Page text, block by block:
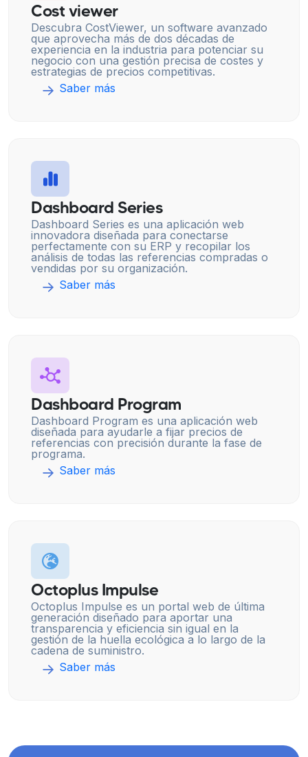
Cost viewer
Descubra CostViewer, un software avanzado
que aprovecha más de dos décadas de
experiencia en la industria para potenciar su
negocio con una gestión precisa de costes y
estrategias de precios competitivas.
Saber más
Dashboard Series
Dashboard Series es una aplicación web
innovadora diseñada para conectarse
perfectamente con su ERP y recopilar los
análisis de todas las referencias compradas o
vendidas por su organización.
Saber más
Dashboard Program
Dashboard Program es una aplicación web
diseñada para ayudarle a fijar precios de
referencias con precisión durante la fase de
programa.
Saber más
Octoplus Impulse
Octoplus Impulse es un portal web de última
generación diseñado para aportar una
transparencia y eficiencia sin igual en la
gestión de la huella ecológica a lo largo de la
cadena de suministro.
Saber más